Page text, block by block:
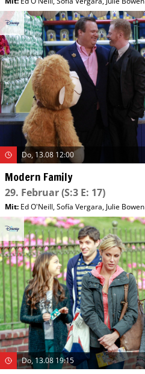
Do, 13.08 12:00
Modern Family
29. Februar(S:3 E: 17)
Mit: Ed O'Neill,Sofía Vergara, Julie Bowen
Do, 13.08 19:15